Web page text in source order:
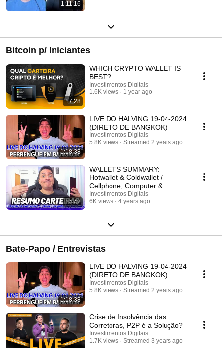
1:11:16
Bitcoin p/ Iniciantes
17:28
WHICH CRYPTO WALLET IS
BEST?
Investimentos Digitais
1.6K views
1 year ago
1:18:38
LIVE DO HALVING 19-04-2024
(DIRETO DE BANGKOK)
Investimentos Digitais
5.8K views
Streamed 2 years ago
14:42
WALLETS SUMMARY:
Hotwallet & Coldwallet /
Cellphone, Computer &
Hardware
Investimentos Digitais
6K views
4 years ago
Bate-Papo / Entrevistas
1:18:38
LIVE DO HALVING 19-04-2024
(DIRETO DE BANGKOK)
Investimentos Digitais
5.8K views
Streamed 2 years ago
Crise de Insolvência das
Corretoras, P2P é a Solução?
Investimentos Digitais
1.7K views
Streamed 3 years ago